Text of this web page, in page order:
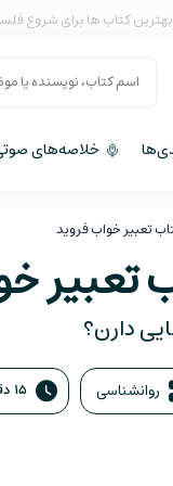
بهترین کتاب ها برای شروع
خلاصه‌های
تعبیر خواب فروید
تعبیر
دارن؟
روانشناسی ۱۵ دقیقه